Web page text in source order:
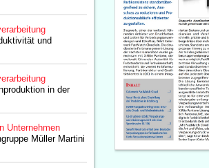
und
in der
Unternehmen
Müller Martini